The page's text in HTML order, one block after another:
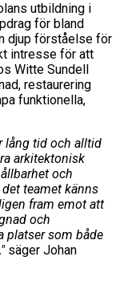
utbildning i
för bland
djup förståelse för
intresse för att
Witte Sundell
restaurering
funktionella,
lång tid och alltid
arkitektonisk
och
teamet känns
fram emot att
och
platser som både
säger Johan